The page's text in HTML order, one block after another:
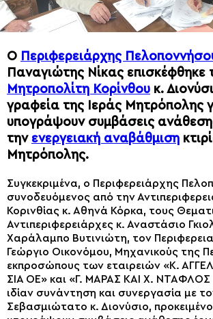
Ο Περιφερειάρχης
Παναγιώτης Νίκας επισκέφθηκε
Μητροπολίτη Κορίνθου κ.
γραφεία της Ιεράς Μητρόπολης
υπογράψουν συμβάσεις
την ενεργειακή αναβάθμιση
Μητρόπολης.
Συγκεκριμένα, ο Περιφερειάρχης
συνοδευόμενος από την
Κορινθίας κ. Αθηνά Κόρκα, τους
Αντιπεριφερειάρχες κ. Αναστάσιο
Χαράλαμπο Βυτινιώτη, τον
Γεώργιο Οικονόμου, Μηχανικούς της
εκπροσώπους των εταιρειών «Κ.
ΣΙΑ ΟΕ» και «Γ. ΜΑΡΑΣ ΚΑΙ Χ. ΝΤΑΦΛΟΣ
ιδίαν συνάντηση και συνεργασία με
Σεβασμιώτατο κ. Διονύσιο,